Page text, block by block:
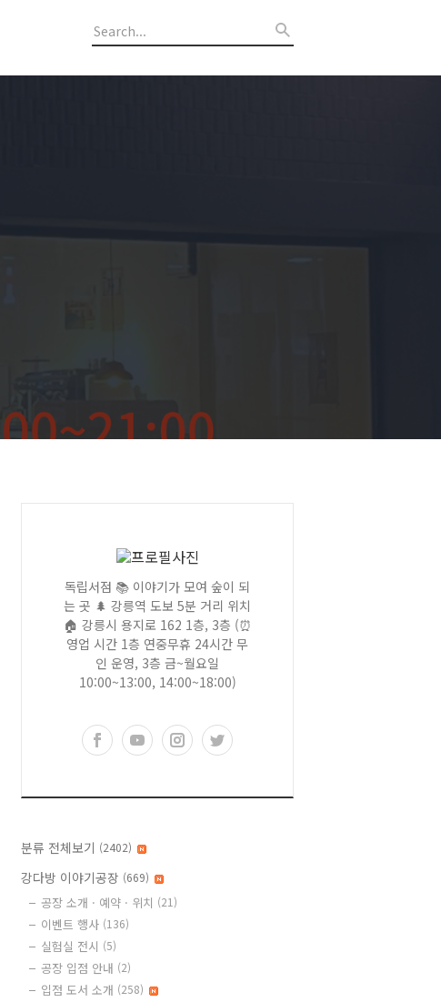
독립서점 📚 이야기가 모여 숲이 되
는 곳 🌲 강릉역 도보 5분 거리 위치
🏠 강릉시 용지로 162 1층, 3층 (⏰
영업 시간 1층 연중무휴 24시간 무
인 운영, 3층 금~월요일
10:00~13:00, 14:00~18:00)
분류 전체보기 (2402)
강다방 이야기공장 (669)
공장 소개 · 예약 · 위치 (21)
이벤트 행사 (136)
실험실 전시 (5)
공장 입점 안내 (2)
입점 도서 소개 (258)